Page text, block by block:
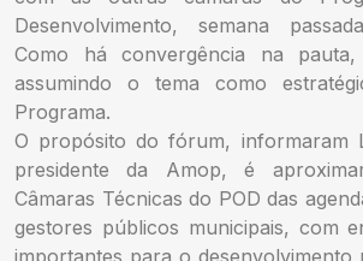
Desenvolvimento, semana
Como há convergência na
assumindo o tema como
Programa.
O propósito do fórum, informaram
presidente da Amop, é
Câmaras Técnicas do POD das
gestores públicos municipais, com
importantes para o desenvolvimento